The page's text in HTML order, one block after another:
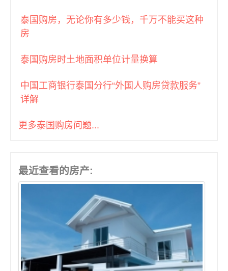
曼谷BTS Phayathai (3)
曼谷BTS Phloen Chit (12)
曼谷BTS Phrom Phong (34)
曼谷BTS Punnawithi (2)
曼谷BTS Ratchadamri (5)
曼谷BTS Saint Louis (2)
曼谷BTS Saphan Khwai (2)
曼谷BTS Saphan Taksin (14)
曼谷BTS Srinakarin 38 (1)
曼谷BTS Surasak (30)
曼谷BTS Talat Phlu (2)
曼谷BTS Thong Lo (46)
曼谷BTS Udom Suk (7)
曼谷BTS Victory Monument (2)
泰国购房，无论你有多少钱，千万不能买这种
房
泰国购房时土地面积单位计量换算
中国工商银行泰国分行“外国人购房贷款服务”
详解
更多泰国购房问题...
最近查看的房产: